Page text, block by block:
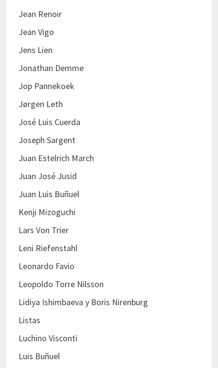
Jean Renoir
Jean Vigo
Jens Lien
Jonathan Demme
Jop Pannekoek
Jørgen Leth
José Luis Cuerda
Joseph Sargent
Juan Estelrich March
Juan José Jusid
Juan Luis Buñuel
Kenji Mizoguchi
Lars Von Trier
Leni Riefenstahl
Leonardo Favio
Leopoldo Torre Nilsson
Lidiya Ishimbaeva y Boris Nirenburg
Listas
Luchino Visconti
Luis Buñuel